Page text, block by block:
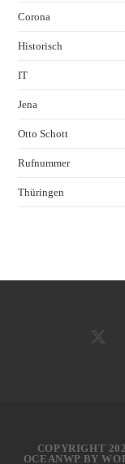
Corona
Historisch
IT
Jena
Otto Schott
Rufnummer
Thüringen
COPYRIGHT
OCEANWP BY